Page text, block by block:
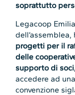
soprattutto
Legacoop
progetti per il
delle
supporto di
accedere ad
convenzione